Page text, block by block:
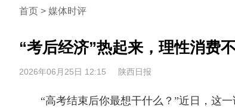
首页 > 媒体时评
“考后经济”热起来，理性消费
2026年06月25日 12:15 陕西日报
“高考结束后你最想干什么？”近日，这一